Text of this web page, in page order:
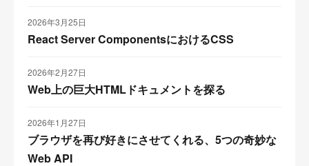
2026年3月25日
React Server ComponentsにおけるCSS
2026年2月27日
Web上の巨大HTMLドキュメントを探る
2026年1月27日
ブラウザを再び好きにさせてくれる、5つの奇妙な
Web API